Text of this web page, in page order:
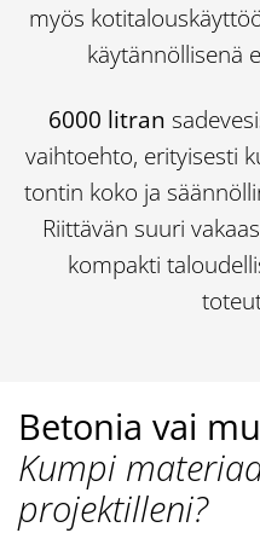
myös
käytännöllisenä
6000 litran
vaihtoehto, erityisesti
tontin koko ja
Riittävän suuri
kompakti
Betonia vai
Kumpi
projektilleni?